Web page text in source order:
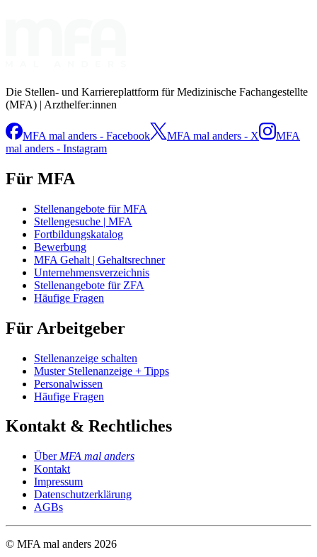
Die Stellen- und Karriereplattform für Medizinische Fachangestellte
(MFA) | Arzthelfer:innen
MFA mal anders - Facebook MFA mal anders - X
MFA
mal anders - Instagram
Für MFA
Stellenangebote für MFA
Stellengesuche | MFA
Fortbildungskatalog
Bewerbung
MFA Gehalt | Gehaltsrechner
Unternehmensverzeichnis
Stellenangebote für ZFA
Häufige Fragen
Für Arbeitgeber
Stellenanzeige schalten
Muster Stellenanzeige + Tipps
Personalwissen
Häufige Fragen
Kontakt & Rechtliches
Über MFA mal anders
Kontakt
Impressum
Datenschutzerklärung
AGBs
© MFA mal anders 2026